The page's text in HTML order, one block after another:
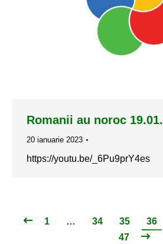
Romanii au noroc
20 ianuarie 2023
https://youtu.be/_6Pu9prY4es
1 … 34 35 36
47